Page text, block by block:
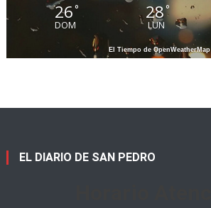
26°
DOM
28 °
LUN
El Tiempo de OpenWeatherMap
EL DIARIO DE SAN PEDRO